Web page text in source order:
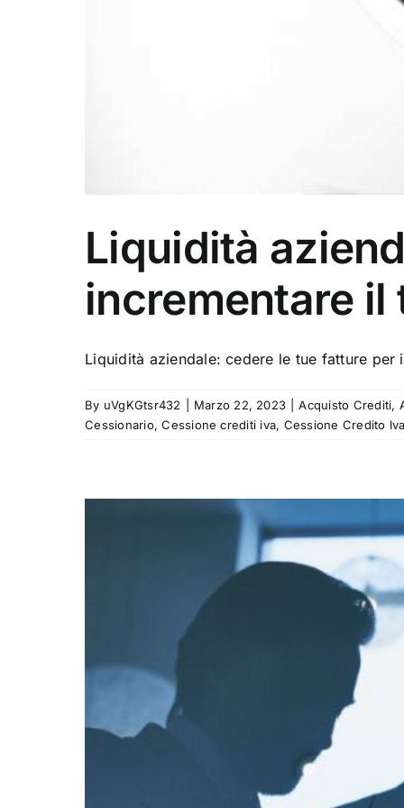
Liquidità
incrementare il
Liquidità aziendale: cedere le tue fatture
By uVgKGtsr432 Marzo 22, 2023 Acquisto Crediti,
Cessionario,Cessione crediti iva, Cessione Credito